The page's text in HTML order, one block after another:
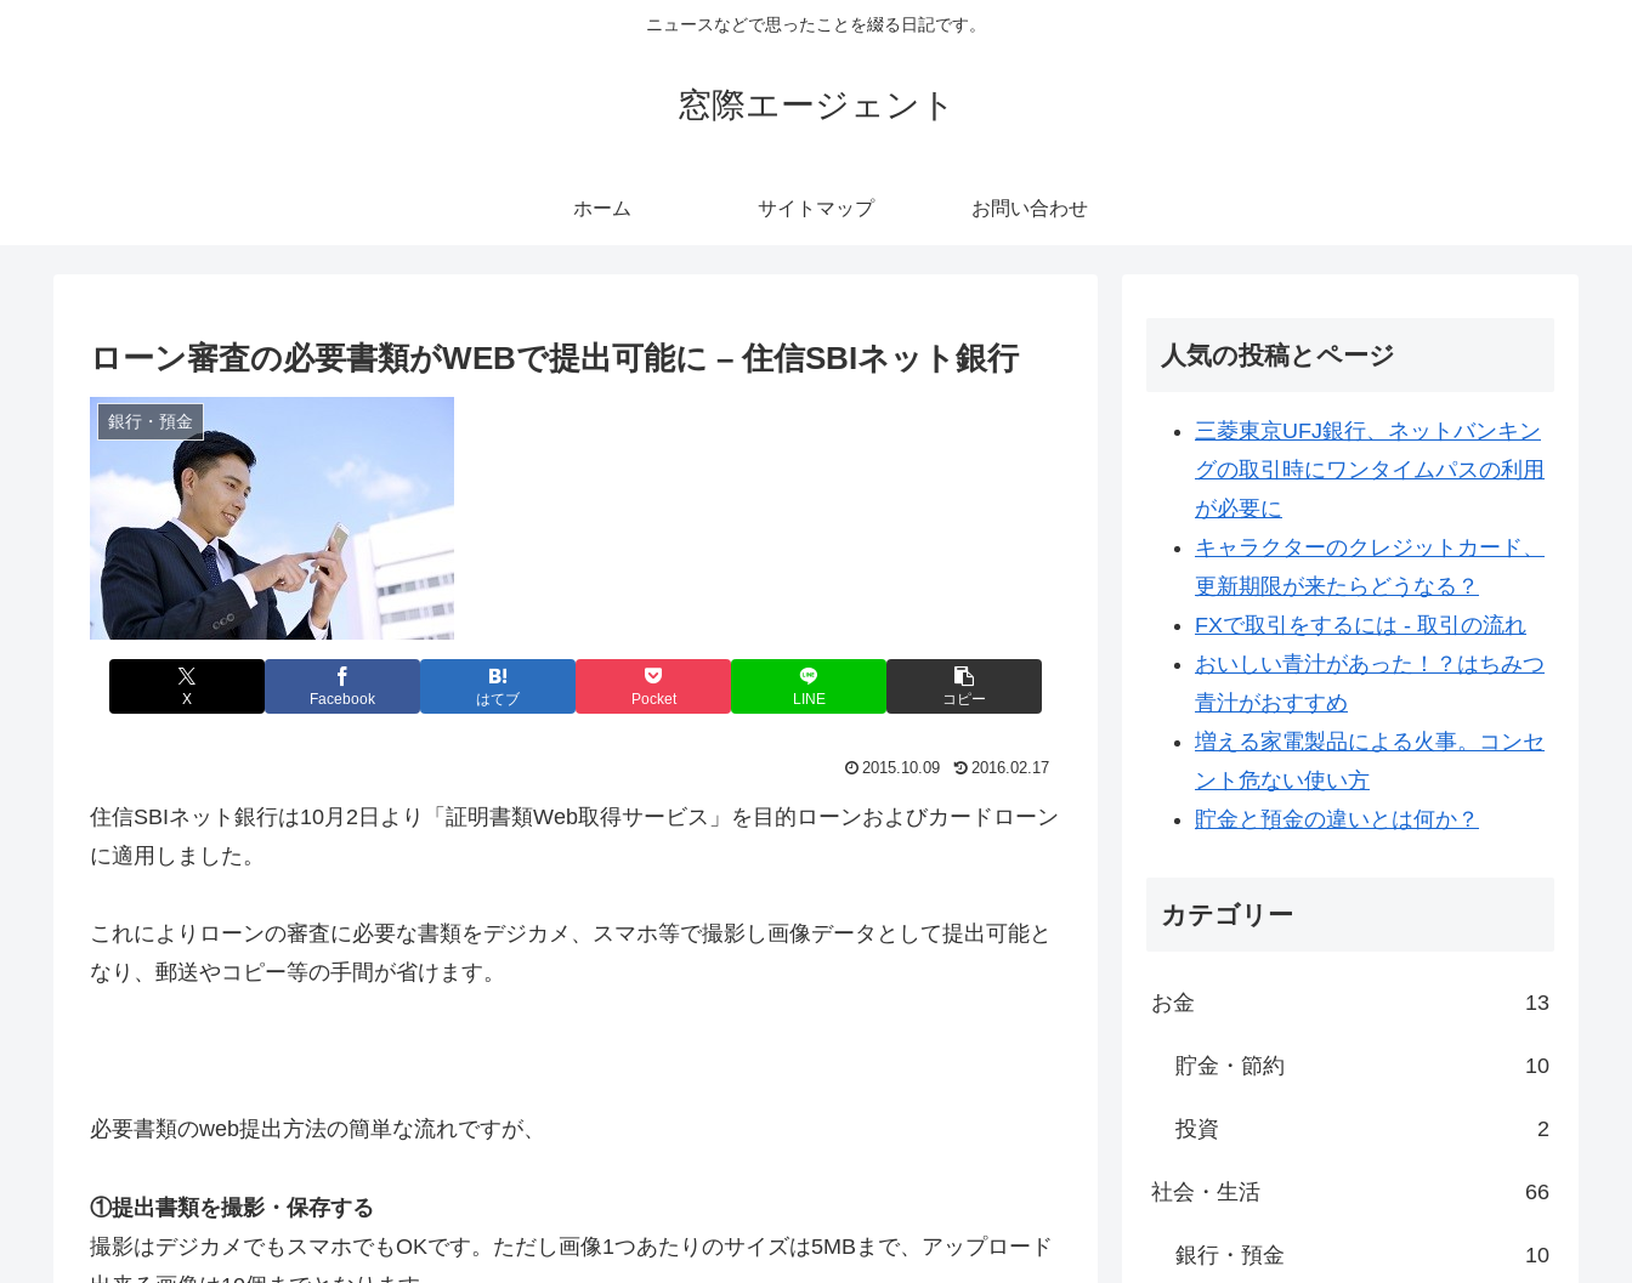
ニュースなどで思ったことを綴る日記です。
窓際エージェント
ホーム サイトマップ お問い合わせ
ローン審査の必要書類がWEBで提出可能に – 住信SBIネット銀行
銀行・預金
X Facebook はてブ Pocket LINE コピー
2015.10.09 2016.02.17
住信SBIネット銀行は10月2日より「証明書類Web取得サービス」を目的ローンおよびカードローン
に適用しました。
これによりローンの審査に必要な書類をデジカメ、スマホ等で撮影し画像データとして提出可能と
なり、郵送やコピー等の手間が省けます。
必要書類のweb提出方法の簡単な流れですが、
①提出書類を撮影・保存する
撮影はデジカメでもスマホでもOKです。ただし画像1つあたりのサイズは5MBまで、アップロード
人気の投稿とページ
三菱東京UFJ銀行、ネットバンキン
グの取引時にワンタイムパスの利用
が必要に
キャラクターのクレジットカード、
更新期限が来たらどうなる？
FXで取引をするには - 取引の流れ
おいしい青汁があった！？はちみつ
青汁がおすすめ
増える家電製品による火事。コンセ
ント危ない使い方
貯金と預金の違いとは何か？
カテゴリー
お金 13
貯金・節約 10
投資 2
社会・生活 66
銀行・預金 10